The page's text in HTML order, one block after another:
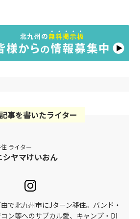
事を書いたライター
ライター
シヤマけいおん
で北九州市にJターン移住。バンド・
ン等へのサブカル愛、キャンプ・DI